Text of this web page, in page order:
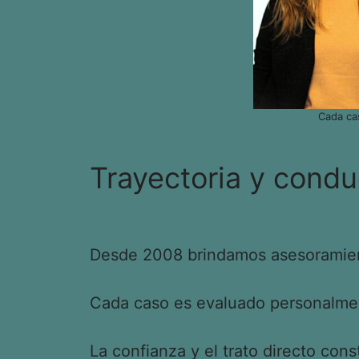
Cada
Trayectoria y
Desde 2008 brindamos
Cada caso es evaluado
La confianza y el trato directo